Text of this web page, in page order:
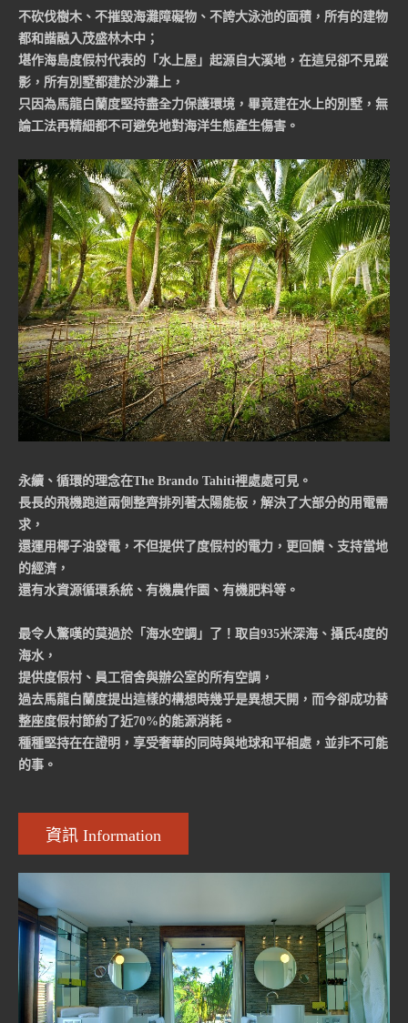
不砍伐樹木、不摧毀海灘障礙物、不誇大泳池的面積，所有的建物
都和諧融入茂盛林木中；
堪作海島度假村代表的「水上屋」起源自大溪地，在這兒卻不見蹤
影，所有別墅都建於沙灘上，
只因為馬龍白蘭度堅持盡全力保護環境，畢竟建在水上的別墅，無
論工法再精細都不可避免地對海洋生態產生傷害。
永續、循環的理念在The Brando Tahiti裡處處可見。
長長的飛機跑道兩側整齊排列著太陽能板，解決了大部分的用電需
求，
還運用椰子油發電，不但提供了度假村的電力，更回饋、支持當地
的經濟，
還有水資源循環系統、有機農作園、有機肥料等。
最令人驚嘆的莫過於「海水空調」了！取自935米深海、攝氏4度的
海水，
提供度假村、員工宿舍與辦公室的所有空調，
過去馬龍白蘭度提出這樣的構想時幾乎是異想天開，而今卻成功替
整座度假村節約了近70%的能源消耗。
種種堅持在在證明，享受奢華的同時與地球和平相處，並非不可能
的事。
資訊 Information